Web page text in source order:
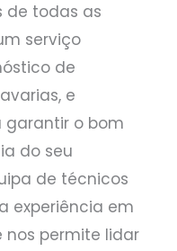
de todas as
serviço
de
e
o bom
do seu
de técnicos
experiência em
nos permite lidar